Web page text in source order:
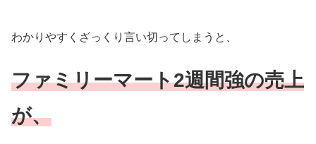
わかりやすくざっくり言い切ってしまうと、
ファミリーマート2週間強の売上
が、